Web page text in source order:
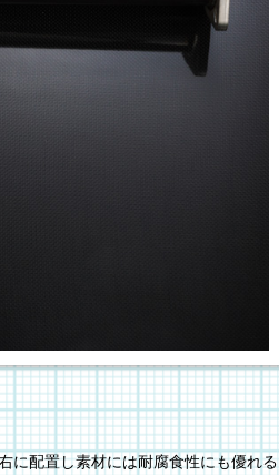
に配置し素材には耐腐食性にも優れる